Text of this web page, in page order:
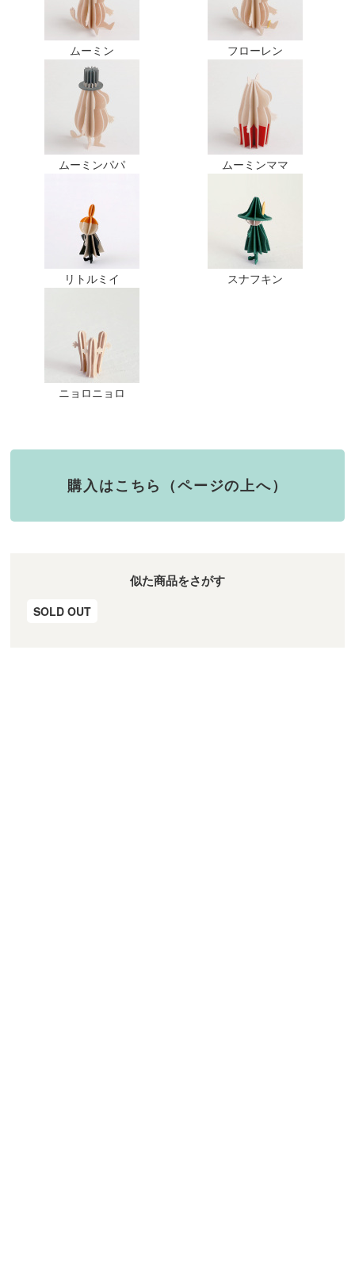
ムーミン フローレン
ムーミンパパ ムーミンママ
リトルミイ スナフキン
ニョロニョロ
購入はこちら（ページの上へ）
似た商品をさがす
SOLD OUT